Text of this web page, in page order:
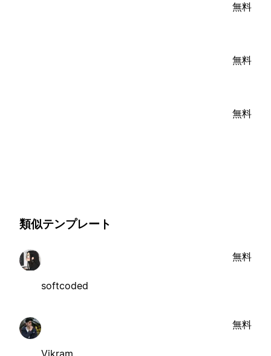
無料
無料
無料
類似テンプレート
softcoded
無料
Vikram
無料